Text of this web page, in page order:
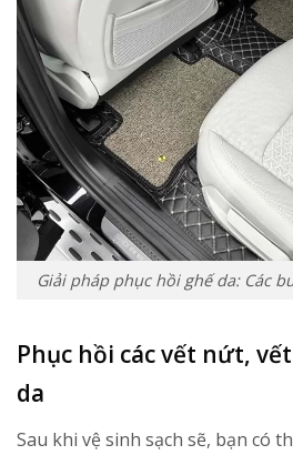
Giải pháp phục hồi ghế da: Các
Phục hồi các vết nứt,
da
Sau khi vệ sinh sạch sẽ, bạn có